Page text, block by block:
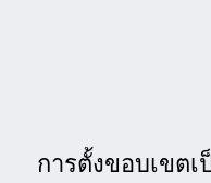
การตั้งขอบเขต